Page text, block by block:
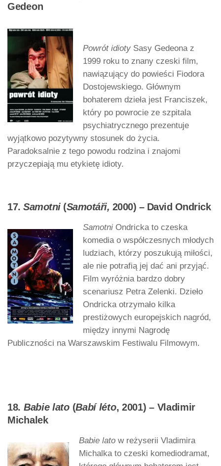
Gedeon
Powrót idioty Sasy Gedeona z
1999 roku to znany czeski film,
nawiązujący do powieści Fiodora
Dostojewskiego. Głównym
bohaterem dzieła jest Franciszek,
który po powrocie ze szpitala
psychiatrycznego prezentuje
wyjątkowo pozytywny stosunek do życia.
Paradoksalnie z tego powodu rodzina i znajomi
przyczepiają mu etykietę idioty.
17. Samotni(Samotáři, 2000) – David Ondrick
Samotni Ondricka to czeska
komedia o współczesnych młodych
ludziach, którzy poszukują miłości,
ale nie potrafią jej dać ani przyjąć.
Film wyróżnia bardzo dobry
scenariusz Petra Zelenki. Dzieło
Ondricka otrzymało kilka
prestiżowych europejskich nagród,
między innymi Nagrodę
Publiczności na Warszawskim Festiwalu Filmowym.
18. Babie lato(Babí léto, 2001) – Vladimir
Michalek
Babie lato w reżyserii Vladimira
Michalka to czeski komediodramat,